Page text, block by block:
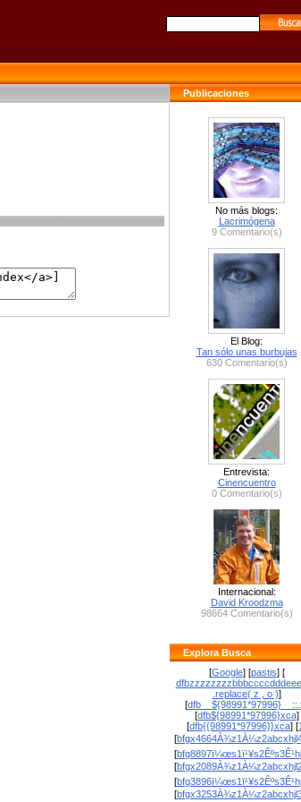
Publicaciones
No más blogs:
Lacrimógena
9 Comentario(s)
El Blog:
Tan sólo unas burbujas
630 Comentario(s)
Entrevista:
Cinencuentro
0 Comentario(s)
Internacional:
David Kroodzma
98664 Comentario(s)
Explora Busca
[Google] [pastis] [
.replace( z , o )]
[
[dfb${98991*97996}xca]
[dfb{{98991*97996}}xca] [1
[
[
[
[
[